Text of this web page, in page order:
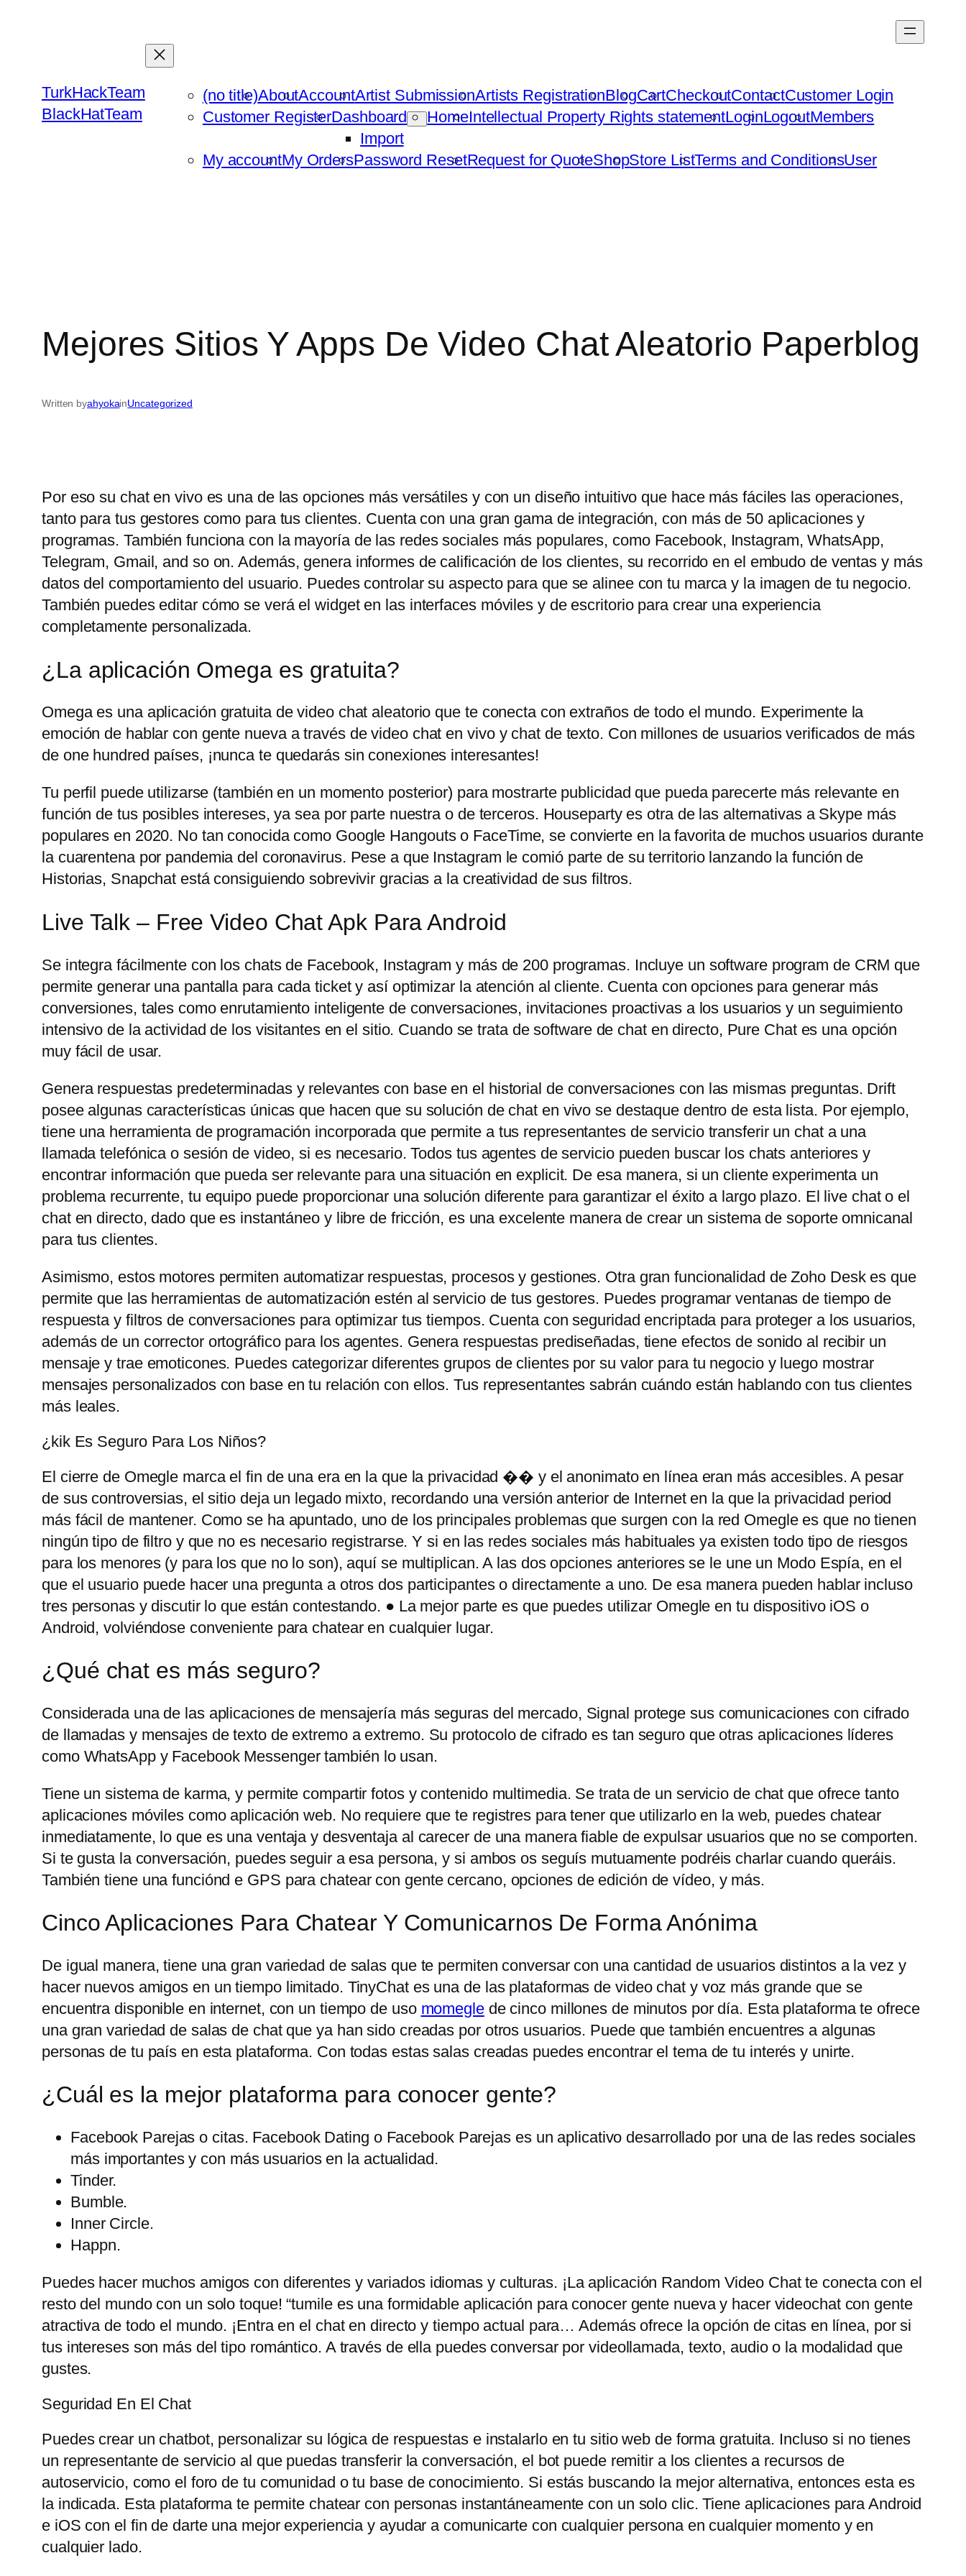
TurkHackTeam
BlackHatTeam
(no title)AboutAccountArtist SubmissionArtists RegistrationBlogCartCheckoutContactCustomer Login
Customer RegisterDashboard
Import
HomeIntellectual Property Rights statementLoginLogoutMembers
My accountMy OrdersPassword ResetRequest for QuoteShopStore ListTerms and ConditionsUser
Mejores Sitios Y Apps De Video Chat Aleatorio Paperblog
Written byahyokainUncategorized
Por eso su chat en vivo es una de las opciones más versátiles y con un diseño intuitivo que hace más fáciles las operaciones,
tanto para tus gestores como para tus clientes. Cuenta con una gran gama de integración, con más de 50 aplicaciones y
programas. También funciona con la mayoría de las redes sociales más populares, como Facebook, Instagram, WhatsApp,
Telegram, Gmail, and so on. Además, genera informes de calificación de los clientes, su recorrido en el embudo de ventas y más
datos del comportamiento del usuario. Puedes controlar su aspecto para que se alinee con tu marca y la imagen de tu negocio.
También puedes editar cómo se verá el widget en las interfaces móviles y de escritorio para crear una experiencia
completamente personalizada.
¿La aplicación Omega es gratuita?
Omega es una aplicación gratuita de video chat aleatorio que te conecta con extraños de todo el mundo. Experimente la
emoción de hablar con gente nueva a través de video chat en vivo y chat de texto. Con millones de usuarios verificados de más
de one hundred países, ¡nunca te quedarás sin conexiones interesantes!
Tu perfil puede utilizarse (también en un momento posterior) para mostrarte publicidad que pueda parecerte más relevante en
función de tus posibles intereses, ya sea por parte nuestra o de terceros. Houseparty es otra de las alternativas a Skype más
populares en 2020. No tan conocida como Google Hangouts o FaceTime, se convierte en la favorita de muchos usuarios durante
la cuarentena por pandemia del coronavirus. Pese a que Instagram le comió parte de su territorio lanzando la función de
Historias, Snapchat está consiguiendo sobrevivir gracias a la creatividad de sus filtros.
Live Talk – Free Video Chat Apk Para Android
Se integra fácilmente con los chats de Facebook, Instagram y más de 200 programas. Incluye un software program de CRM que
permite generar una pantalla para cada ticket y así optimizar la atención al cliente. Cuenta con opciones para generar más
conversiones, tales como enrutamiento inteligente de conversaciones, invitaciones proactivas a los usuarios y un seguimiento
intensivo de la actividad de los visitantes en el sitio. Cuando se trata de software de chat en directo, Pure Chat es una opción
muy fácil de usar.
Genera respuestas predeterminadas y relevantes con base en el historial de conversaciones con las mismas preguntas. Drift
posee algunas características únicas que hacen que su solución de chat en vivo se destaque dentro de esta lista. Por ejemplo,
tiene una herramienta de programación incorporada que permite a tus representantes de servicio transferir un chat a una
llamada telefónica o sesión de video, si es necesario. Todos tus agentes de servicio pueden buscar los chats anteriores y
encontrar información que pueda ser relevante para una situación en explicit. De esa manera, si un cliente experimenta un
problema recurrente, tu equipo puede proporcionar una solución diferente para garantizar el éxito a largo plazo. El live chat o el
chat en directo, dado que es instantáneo y libre de fricción, es una excelente manera de crear un sistema de soporte omnicanal
para tus clientes.
Asimismo, estos motores permiten automatizar respuestas, procesos y gestiones. Otra gran funcionalidad de Zoho Desk es que
permite que las herramientas de automatización estén al servicio de tus gestores. Puedes programar ventanas de tiempo de
respuesta y filtros de conversaciones para optimizar tus tiempos. Cuenta con seguridad encriptada para proteger a los usuarios,
además de un corrector ortográfico para los agentes. Genera respuestas prediseñadas, tiene efectos de sonido al recibir un
mensaje y trae emoticones. Puedes categorizar diferentes grupos de clientes por su valor para tu negocio y luego mostrar
mensajes personalizados con base ​​en tu relación con ellos. Tus representantes sabrán cuándo están hablando con tus clientes
más leales.
¿kik Es Seguro Para Los Niños?
El cierre de Omegle marca el fin de una era en la que la privacidad �� y el anonimato en línea eran más accesibles. A pesar
de sus controversias, el sitio deja un legado mixto, recordando una versión anterior de Internet en la que la privacidad period
más fácil de mantener. Como se ha apuntado, uno de los principales problemas que surgen con la red Omegle es que no tienen
ningún tipo de filtro y que no es necesario registrarse. Y si en las redes sociales más habituales ya existen todo tipo de riesgos
para los menores (y para los que no lo son), aquí se multiplican. A las dos opciones anteriores se le une un Modo Espía, en el
que el usuario puede hacer una pregunta a otros dos participantes o directamente a uno. De esa manera pueden hablar incluso
tres personas y discutir lo que están contestando. ● La mejor parte es que puedes utilizar Omegle en tu dispositivo iOS o
Android, volviéndose conveniente para chatear en cualquier lugar.
¿Qué chat es más seguro?
Considerada una de las aplicaciones de mensajería más seguras del mercado, Signal protege sus comunicaciones con cifrado
de llamadas y mensajes de texto de extremo a extremo. Su protocolo de cifrado es tan seguro que otras aplicaciones líderes
como WhatsApp y Facebook Messenger también lo usan.
Tiene un sistema de karma, y permite compartir fotos y contenido multimedia. Se trata de un servicio de chat que ofrece tanto
aplicaciones móviles como aplicación web. No requiere que te registres para tener que utilizarlo en la web, puedes chatear
inmediatamente, lo que es una ventaja y desventaja al carecer de una manera fiable de expulsar usuarios que no se comporten.
Si te gusta la conversación, puedes seguir a esa persona, y si ambos os seguís mutuamente podréis charlar cuando queráis.
También tiene una funciónd e GPS para chatear con gente cercano, opciones de edición de vídeo, y más.
Cinco Aplicaciones Para Chatear Y Comunicarnos De Forma Anónima
De igual manera, tiene una gran variedad de salas que te permiten conversar con una cantidad de usuarios distintos a la vez y
hacer nuevos amigos en un tiempo limitado. TinyChat es una de las plataformas de video chat y voz más grande que se
encuentra disponible en internet, con un tiempo de uso momeglede cinco millones de minutos por día. Esta plataforma te ofrece
una gran variedad de salas de chat que ya han sido creadas por otros usuarios. Puede que también encuentres a algunas
personas de tu país en esta plataforma. Con todas estas salas creadas puedes encontrar el tema de tu interés y unirte.
¿Cuál es la mejor plataforma para conocer gente?
Facebook Parejas o citas. Facebook Dating o Facebook Parejas es un aplicativo desarrollado por una de las redes sociales
más importantes y con más usuarios en la actualidad.
Tinder.
Bumble.
Inner Circle.
Happn.
Puedes hacer muchos amigos con diferentes y variados idiomas y culturas. ¡La aplicación Random Video Chat te conecta con el
resto del mundo con un solo toque! “tumile es una formidable aplicación para conocer gente nueva y hacer videochat con gente
atractiva de todo el mundo. ¡Entra en el chat en directo y tiempo actual para… Además ofrece la opción de citas en línea, por si
tus intereses son más del tipo romántico. A través de ella puedes conversar por videollamada, texto, audio o la modalidad que
gustes.
Seguridad En El Chat
Puedes crear un chatbot, personalizar su lógica de respuestas e instalarlo en tu sitio web de forma gratuita. Incluso si no tienes
un representante de servicio al que puedas transferir la conversación, el bot puede remitir a los clientes a recursos de
autoservicio, como el foro de tu comunidad o tu base de conocimiento. Si estás buscando la mejor alternativa, entonces esta es
la indicada. Esta plataforma te permite chatear con personas instantáneamente con un solo clic. Tiene aplicaciones para Android
e iOS con el fin de darte una mejor experiencia y ayudar a comunicarte con cualquier persona en cualquier momento y en
cualquier lado.